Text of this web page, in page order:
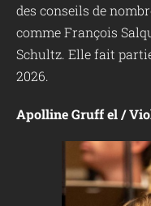
des conseils de
comme François
Schultz. Elle fait
2026.
Apolline Gruff el /